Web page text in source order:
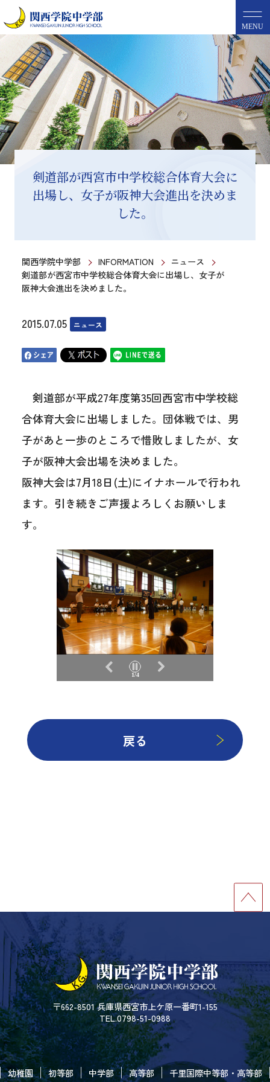
MENU
剣道部が西宮市中学校総合体育大会に
出場し、女子が阪神大会進出を決めま
した。
関西学院中学部 INFORMATION
ニュース
剣道部が西宮市中学校総合体育大会に出場し、女子が
阪神大会進出を決めました。
2015.07.05 ニュース
剣道部が平成27年度第35回西宮市中学校総
合体育大会に出場しました。団体戦では、男
子があと一歩のところで惜敗しましたが、女
子が阪神大会出場を決めました。
阪神大会は7月18日(土)にイナホールで行われ
ます。引き続きご声援よろしくお願いしま
す。
1/4
戻る
〒662-8501 兵庫県西宮市上ケ原一番町1-155
TEL.0798-51-0988
幼稚園 初等部 中学部 高等部 千里国際中等部・高等部